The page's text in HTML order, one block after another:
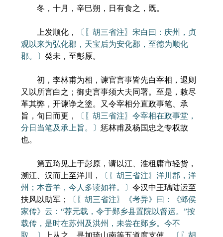
冬，十月，辛巳朔，日有食之，既。
上发顺化，
〔〖胡三省注〗宋白曰：庆州，贞
观以来为弘化郡，天宝后为安化郡，至德为顺化
郡。〕 癸未，至彭原。
初，李林甫为相，谏官言事皆先白宰相，退则
又以所言白之；御史言事须大夫同署。至是，敕尽
革其弊，开谏诤之塗。又令宰相分直政事笔、承
旨，旬日而更，
〔〖胡三省注〗令宰相在政事堂，
分日当笔及承上旨。〕 惩林甫及杨国忠之专权故
也。
第五琦见上于彭原，请以江、淮租庸市轻货，
溯江、汉而上至洋川，
〔〖胡三省注〗洋川郡，洋
州；本音羊，今人多读如祥。〕 令汉中王瑀陆运至
扶风以助军；
〔〖胡三省注〗《考异》曰：《邺侯
家传》云：“荐元载，令于郧乡县置院以督运。”按
载传，是时在苏州及洪州，未尝在郧乡。今不
取。〕
上从之。寻加琦山南等五道度支使。
〔〖胡